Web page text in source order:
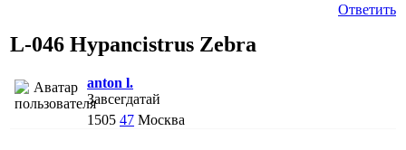
Ответить
L-046 Hypancistrus Zebra
anton l.
Завсегдатай
1505 47 Москва